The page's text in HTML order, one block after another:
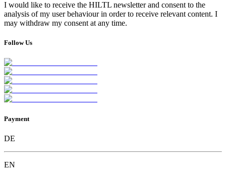
I would like to receive the HILTL newsletter and consent to the
analysis of my user behaviour in order to receive relevant content. I
may withdraw my consent at any time.
Follow Us
Payment
DE
EN